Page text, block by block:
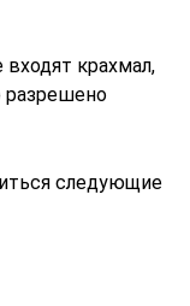
крахмал,
разрешено
следующие